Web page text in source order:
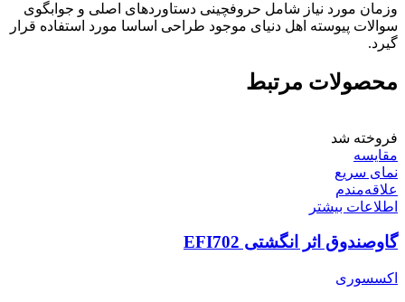
وزمان مورد نیاز شامل حروفچینی دستاوردهای اصلی و جوابگوی
سوالات پیوسته اهل دنیای موجود طراحی اساسا مورد استفاده قرار
گیرد.
محصولات مرتبط
فروخته شد
مقایسه
نمای سریع
علاقه‌مندم
اطلاعات بیشتر
گاوصندوق اثر انگشتی EFI702
اکسسوری